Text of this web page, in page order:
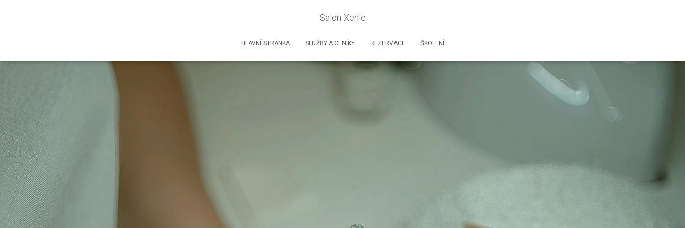
Salon Xenie
HLAVNÍ STRÁNKA SLUŽBY A CENÍKY REZERVACE ŠKOLENÍ